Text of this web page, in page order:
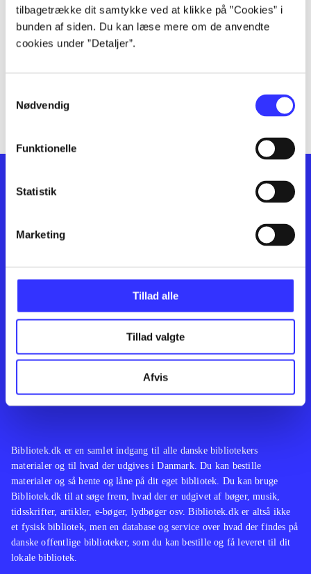
tilbagetrække dit samtykke ved at klikke på ”Cookies” i
bunden af siden. Du kan læse mere om de anvendte
cookies under ”Detaljer”.
Nødvendig
Funktionelle
Statistik
Marketing
Tillad alle
Tillad valgte
Afvis
lorem ipsum dolor sit amet ...
lorem ipsum dolor sit amet ...
lorem ipsum dolor sit amet ...
lorem ipsum dolor sit amet ...
Feedback
Bibliotek.dk er en samlet indgang til alle danske bibliotekers
materialer og til hvad der udgives i Danmark. Du kan bestille
materialer og så hente og låne på dit eget bibliotek. Du kan bruge
Bibliotek.dk til at søge frem, hvad der er udgivet af bøger, musik,
tidsskrifter, artikler, e-bøger, lydbøger osv. Bibliotek.dk er altså ikke
et fysisk bibliotek, men en database og service over hvad der findes på
danske offentlige biblioteker, som du kan bestille og få leveret til dit
lokale bibliotek.
Kontakt os
English
Artikler
Film
Musik
Noder